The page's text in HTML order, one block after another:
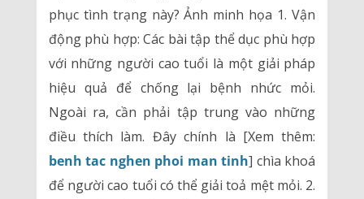
phục tình trạng này? Ảnh minh họa 1. Vận
động phù hợp: Các bài tập thể dục phù hợp
với những người cao tuổi là một giải pháp
hiệu quả để chống lại bệnh nhức mỏi.
Ngoài ra, cần phải tập trung vào những
điều thích làm. Đây chính là [Xem thêm:
benh tac nghen phoi man tinh] chìa khoá
để người cao tuổi có thể giải toả mệt mỏi. 2.